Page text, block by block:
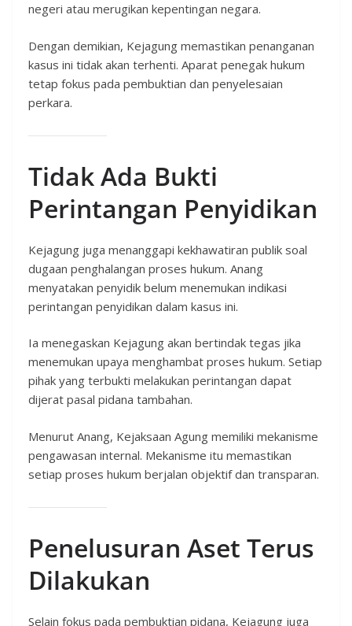
negeri atau merugikan kepentingan negara.
Dengan demikian, Kejagung memastikan penanganan
kasus ini tidak akan terhenti. Aparat penegak hukum
tetap fokus pada pembuktian dan penyelesaian
perkara.
Tidak Ada Bukti
Perintangan Penyidikan
Kejagung juga menanggapi kekhawatiran publik soal
dugaan penghalangan proses hukum. Anang
menyatakan penyidik belum menemukan indikasi
perintangan penyidikan dalam kasus ini.
Ia menegaskan Kejagung akan bertindak tegas jika
menemukan upaya menghambat proses hukum. Setiap
pihak yang terbukti melakukan perintangan dapat
dijerat pasal pidana tambahan.
Menurut Anang, Kejaksaan Agung memiliki mekanisme
pengawasan internal. Mekanisme itu memastikan
setiap proses hukum berjalan objektif dan transparan.
Penelusuran Aset Terus
Dilakukan
Selain fokus pada pembuktian pidana, Kejagung juga